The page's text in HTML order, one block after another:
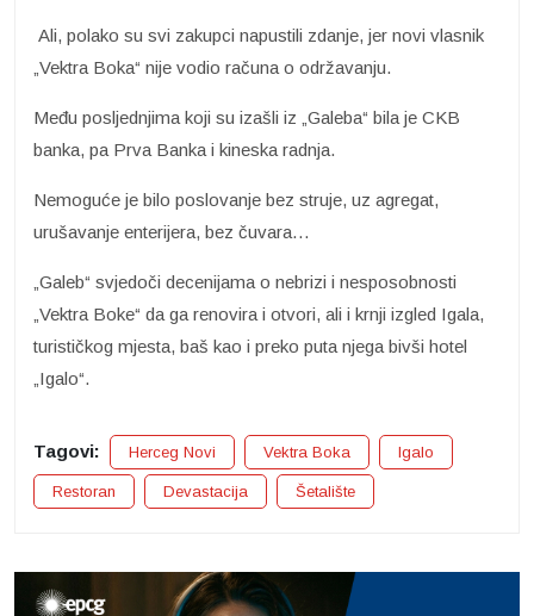
Ali, polako su svi zakupci napustili zdanje, jer novi vlasnik
„Vektra Boka“ nije vodio računa o održavanju.
Među posljednjima koji su izašli iz „Galeba“ bila je CKB
banka, pa Prva Banka i kineska radnja.
Nemoguće je bilo poslovanje bez struje, uz agregat,
urušavanje enterijera, bez čuvara…
„Galeb“ svjedoči decenijama o nebrizi i nesposobnosti
„Vektra Boke“ da ga renovira i otvori, ali i krnji izgled Igala,
turističkog mjesta, baš kao i preko puta njega bivši hotel
„Igalo“.
Tagovi: Herceg Novi Vektra Boka Igalo
Restoran Devastacija Šetalište